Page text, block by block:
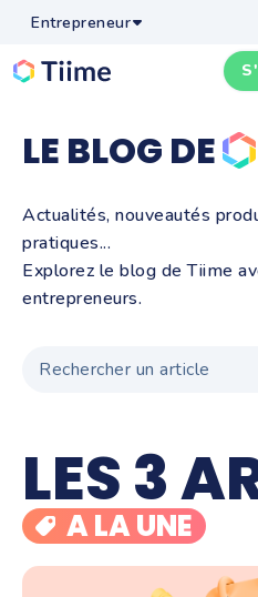
Entrepreneur
LE BLOG DE
Actualités, nouveautés
pratiques...
Explorez le blog de Tiime
entrepreneurs.
LES 3
A LA UNE